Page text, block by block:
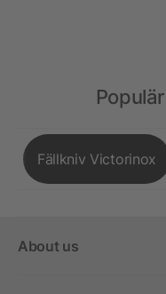
Fällkniv Victorinox
About us